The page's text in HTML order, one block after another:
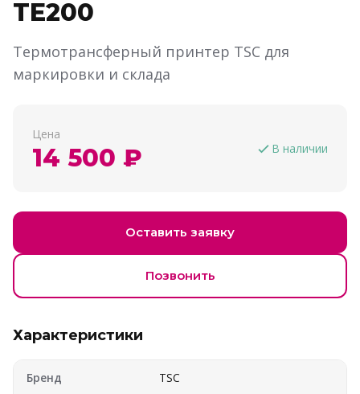
TE200
Термотрансферный принтер TSC для
маркировки и склада
Цена
14 500 ₽ В наличии
Оставить заявку
Позвонить
Характеристики
Бренд TSC